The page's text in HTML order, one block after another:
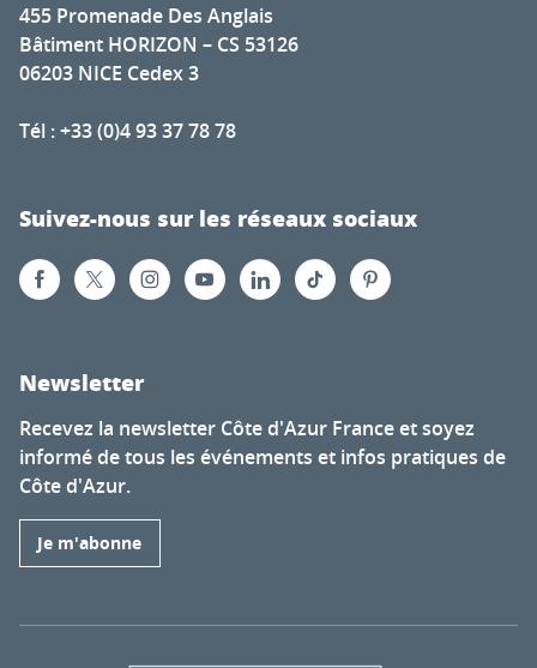
455 Promenade Des Anglais
Bâtiment HORIZON – CS 53126
06203 NICE Cedex 3
Tél : +33 (0)4 93 37 78 78
Suivez-nous sur les réseaux sociaux
Newsletter
Recevez la newsletter Côte d'Azur France et soyez
informé de tous les événements et infos pratiques de
Côte d'Azur.
Je m'abonne